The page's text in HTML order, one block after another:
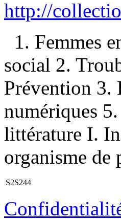
http://
1. Femmes
social 2.
Prévention 3.
numériques
littérature I.
organisme
S2S244